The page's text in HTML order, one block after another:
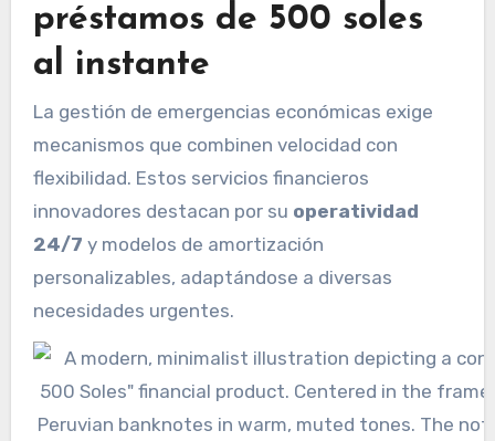
préstamos de 500 soles
al instante
La gestión de emergencias económicas exige
mecanismos que combinen velocidad con
flexibilidad. Estos servicios financieros
innovadores destacan por su operatividad
24/7 y modelos de amortización
personalizables, adaptándose a diversas
necesidades urgentes.